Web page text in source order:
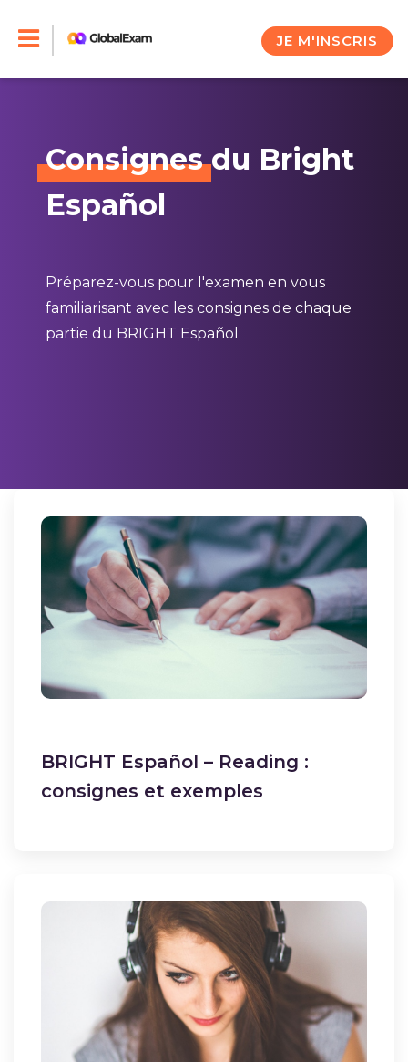
JE M'INSCRIS
Consignesdu Bright
Español
Préparez-vous pour l'examen en vous
familiarisant avec les consignes de chaque
partie du BRIGHT Español
BRIGHT Español – Reading :
consignes et exemples